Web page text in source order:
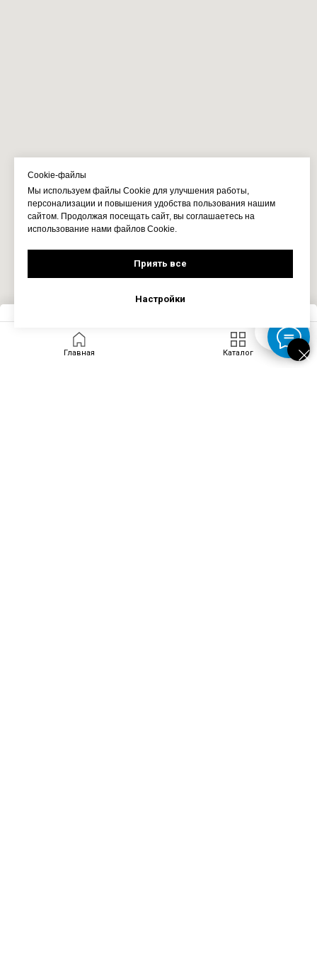
Cookie-файлы
Мы используем файлы Cookie для улучшения работы,
персонализации и повышения удобства пользования нашим
сайтом. Продолжая посещать сайт, вы соглашаетесь на
использование нами файлов Cookie.
Приять все
Настройки
Главная Каталог